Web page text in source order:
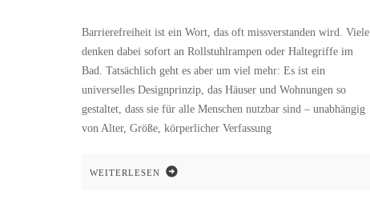
Barrierefreiheit ist ein Wort, das oft missverstanden wird. Viele
denken dabei sofort an Rollstuhlrampen oder Haltegriffe im
Bad. Tatsächlich geht es aber um viel mehr: Es ist ein
universelles Designprinzip, das Häuser und Wohnungen so
gestaltet, dass sie für alle Menschen nutzbar sind – unabhängig
von Alter, Größe, körperlicher Verfassung
WEITERLESEN